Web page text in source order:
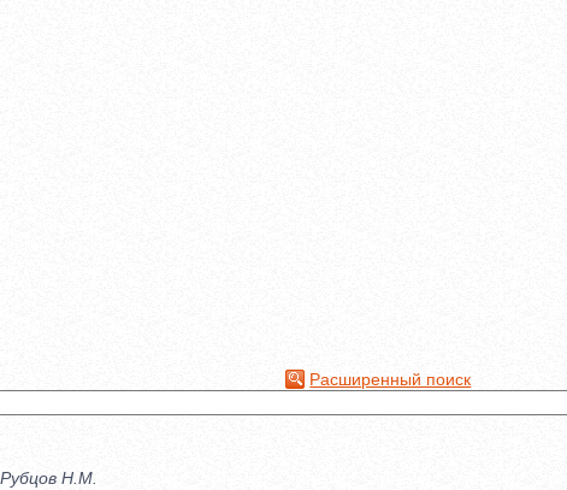
Расширенный поиск
Рубцов Н.М.